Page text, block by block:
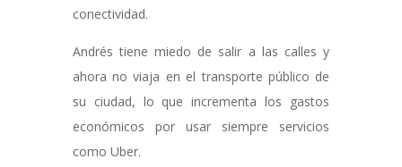
conectividad.
Andrés tiene miedo de salir a las calles y
ahora no viaja en el transporte público de
su ciudad, lo que incrementa los gastos
económicos por usar siempre servicios
como Uber.